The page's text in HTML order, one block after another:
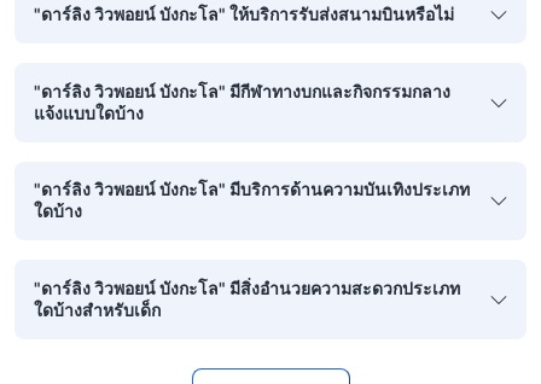
"ดาร์ลิง วิวพอยน์ บังกะโล" ให้บริการรับส่งสนามบินหรือไม่
"ดาร์ลิง วิวพอยน์ บังกะโล" มีกีฬาทางบกและกิจกรรมกลาง
แจ้งแบบใดบ้าง
"ดาร์ลิง วิวพอยน์ บังกะโล" มีบริการด้านความบันเทิงประเภท
ใดบ้าง
"ดาร์ลิง วิวพอยน์ บังกะโล" มีสิ่งอำนวยความสะดวกประเภท
ใดบ้างสำหรับเด็ก